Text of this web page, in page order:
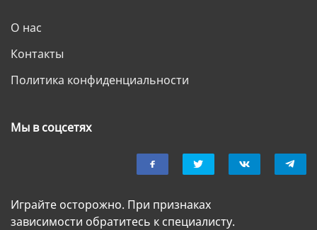
О нас
Контакты
Политика конфиденциальности
Мы в соцсетях
Играйте осторожно. При признаках
зависимости обратитесь к специалисту.